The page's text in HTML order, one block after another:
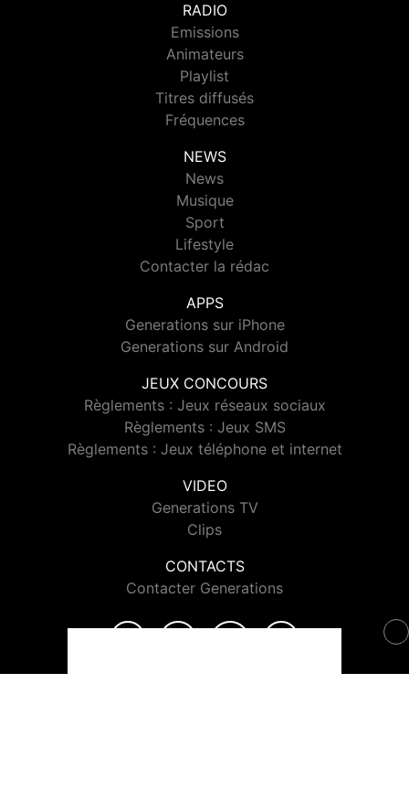
RADIO
Emissions
Animateurs
Playlist
Titres diffusés
Fréquences
NEWS
News
Musique
Sport
Lifestyle
Contacter la rédac
APPS
Generations sur iPhone
Generations sur Android
JEUX CONCOURS
Règlements : Jeux réseaux sociaux
Règlements : Jeux SMS
Règlements : Jeux téléphone et internet
VIDEO
Generations TV
Clips
CONTACTS
Contacter Generations